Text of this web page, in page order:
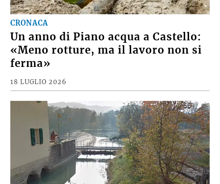
CRONACA
Un anno di Piano acqua a Castello:
«Meno rotture, ma il lavoro non si
ferma»
18 LUGLIO 2026